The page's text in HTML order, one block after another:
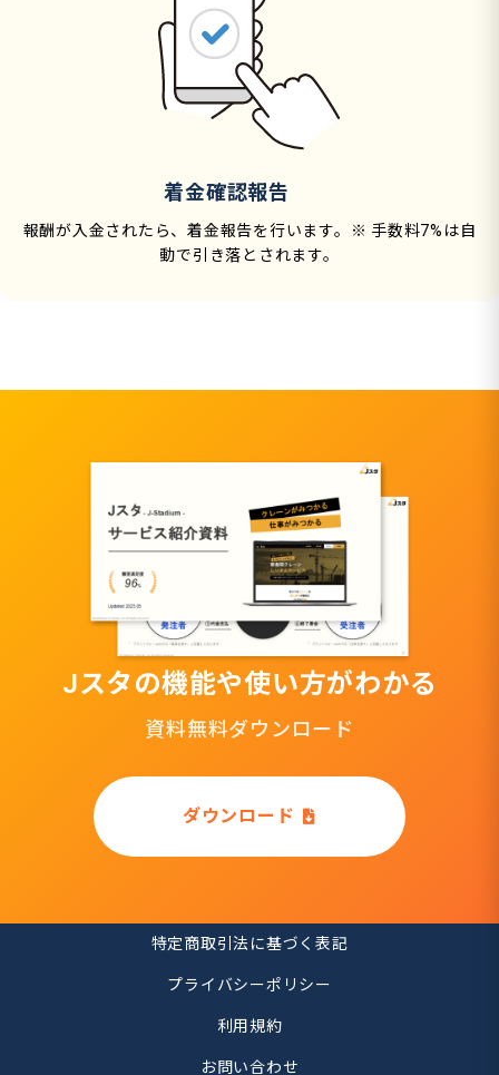
着金確認報告
報酬が入金されたら、着金報告を行います。※ 手数料7%は自
動で引き落とされます。
Jスタの機能や使い方がわかる
資料無料ダウンロード
ダウンロード
特定商取引法に基づく表記
プライバシーポリシー
利用規約
お問い合わせ